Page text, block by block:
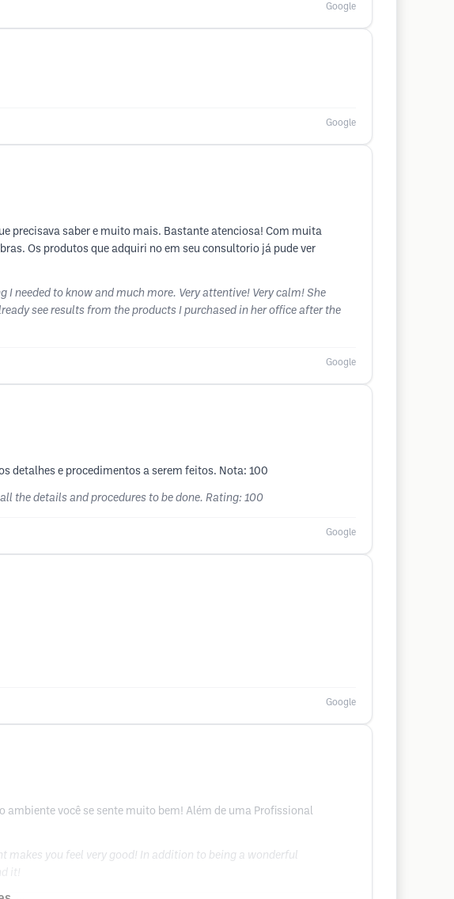
Google
Google
precisava saber e muito mais. Bastante atenciosa! Com muita
Os produtos que adquiri no em seu consultorio já pude ver
needed to know and much more. Very attentive! Very calm! She
see results from the products I purchased in her office after the
Google
detalhes e procedimentos a serem feitos. Nota: 100
the details and procedures to be done. Rating: 100
Google
Google
você se sente muito bem! Além de uma Profissional
you feel very good! In addition to being a wonderful
it!